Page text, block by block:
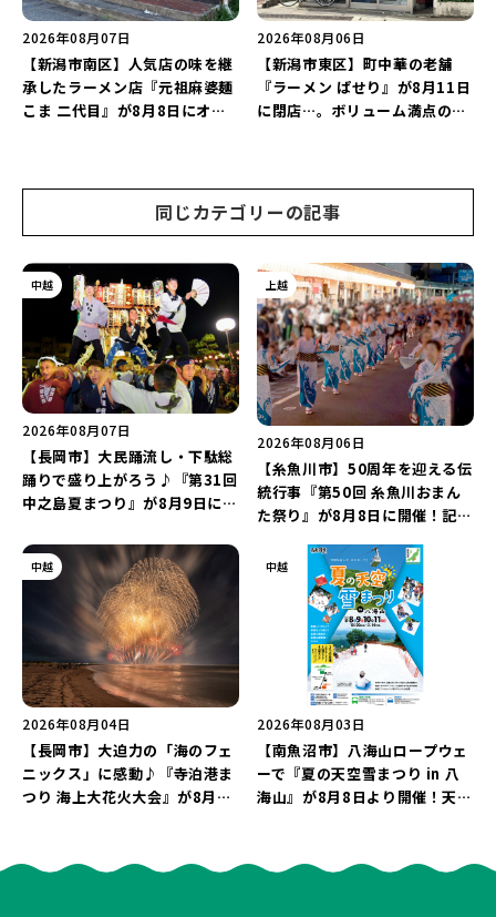
2026年08月07日
【新潟市南区】人気店の味を継
承したラーメン店『元祖麻婆麺
こま 二代目』が8月8日にオー
2026年08月06日
【新潟市東区】町中華の老舗
『ラーメン ぱせり』が8月11日
に閉店…。ボリューム満点の名
同じカテゴリーの記事
中越
2026年08月07日
【長岡市】大民踊流し・下駄総
踊りで盛り上がろう♪『第31回
中之島夏まつり』が8月9日に開
手”のシュート対決は必見♪
上越
2026年08月06日
【糸魚川市】50周年を迎える伝
統行事『第50回 糸魚川おまん
た祭り』が8月8日に開催！記念
を楽しもう♪
中越
2026年08月04日
【長岡市】大迫力の「海のフェ
ニックス」に感動♪『寺泊港ま
つり 海上大花火大会』が8月7
中越
2026年08月03日
【南魚沼市】八海山ロープウェ
ーで『夏の天空雪まつり in 八
海山』が8月8日より開催！天然